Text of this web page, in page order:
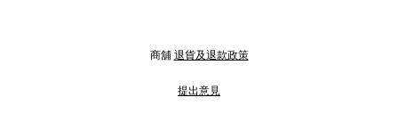
商舖 退貨及退款政策
提出意見